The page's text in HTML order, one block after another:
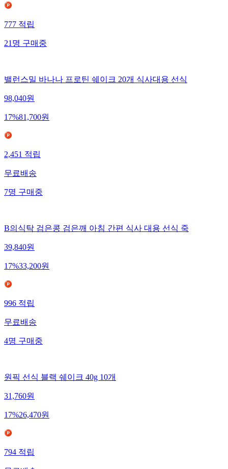
777적립
21명구매중
밸런스밀 바나나 프로틴 쉐이크 20개 식사대용 선식
98,040원
17%81,700원
2,451적립
무료배송
7명구매중
B의식탁 검은콩 검은깨 아침 간편 식사 대용 선식 죽
39,840원
17%33,200원
996적립
무료배송
4명구매중
원픽 선식 블랙 쉐이크 40g 10개
31,760원
17%26,470원
794적립